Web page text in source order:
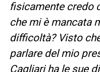
fisicamente credo
che mi è mancata
difficoltà? Visto
parlare del mio
Cagliari ha le sue